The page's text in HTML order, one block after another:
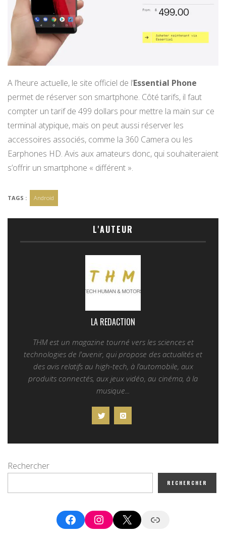
A l’heure actuelle, le site officiel de l’Essential Phone
permet de réserver son smartphone. Côté tarifs, il faut
compter un tarif de 499 dollars pour mettre la main sur ce
terminal atypique, mais on peut aussi réserver les
accessoires associés, comme la 360 Camera ou les
Earphones HD. Avis aux amateurs donc, qui souhaiteraient
s’offrir un smartphone « différent ».
TAGS : Android
L'AUTEUR
LA REDACTION
THM est un magazine tourné vers les sciences et
technologies de l'avenir, qui propose des actualités et
des avis relatifs au high-tech, à l’automobile, aux
produits connectés, aux jeux vidéo, au cinéma, à la
musique...
Rechercher
RECHERCHER
FacebookInstagram
X Google News